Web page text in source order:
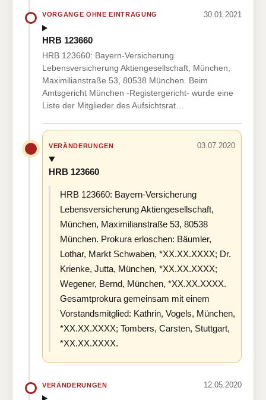
VORGÄNGE OHNE EINTRAGUNG 30.01.2021
HRB 123660
HRB 123660: Bayern-Versicherung
Lebensversicherung Aktiengesellschaft, München,
Maximilianstraße 53, 80538 München. Beim
Amtsgericht München -Registergericht- wurde eine
Liste der Mitglieder des Aufsichtsrat…
VERÄNDERUNGEN 03.07.2020
HRB 123660
HRB 123660: Bayern-Versicherung
Lebensversicherung Aktiengesellschaft,
München, Maximilianstraße 53, 80538
München. Prokura erloschen: Bäumler,
Lothar, Markt Schwaben, *XX.XX.XXXX; Dr.
Krienke, Jutta, München, *XX.XX.XXXX;
Wegener, Bernd, München, *XX.XX.XXXX.
Gesamtprokura gemeinsam mit einem
Vorstandsmitglied: Kathrin, Vogels, München,
*XX.XX.XXXX; Tombers, Carsten, Stuttgart,
*XX.XX.XXXX.
VERÄNDERUNGEN 12.05.2020